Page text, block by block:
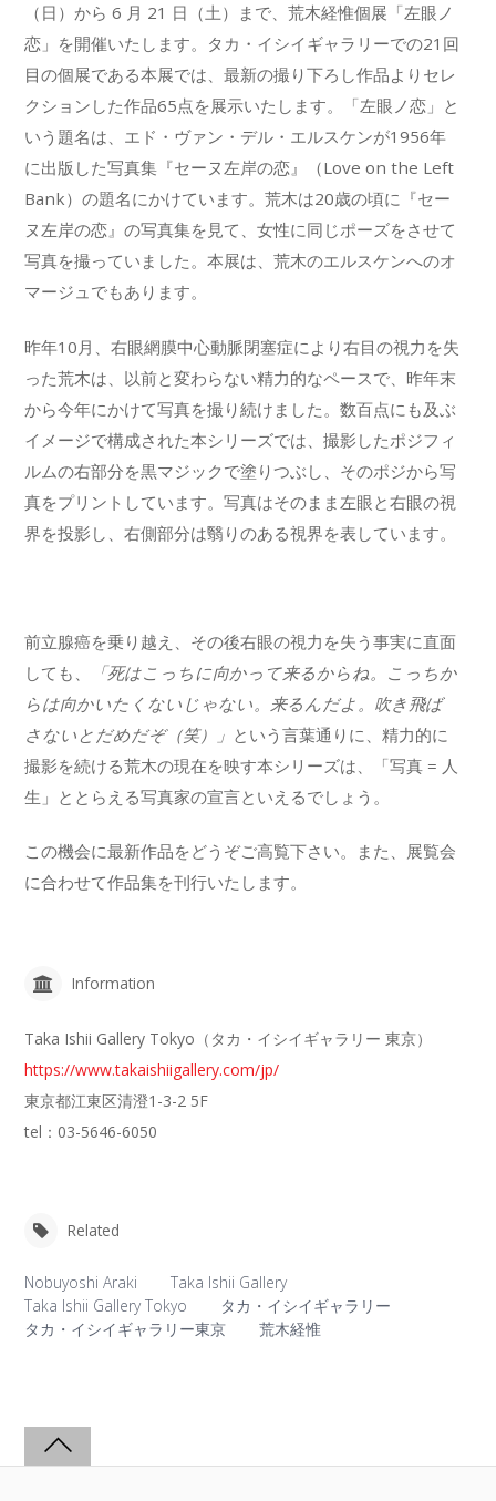
（日）から 6 月 21 日（土）まで、荒木経惟個展「左眼ノ
恋」を開催いたします。タカ・イシイギャラリーでの21回
目の個展である本展では、最新の撮り下ろし作品よりセレ
クションした作品65点を展示いたします。「左眼ノ恋」と
いう題名は、エド・ヴァン・デル・エルスケンが1956年
に出版した写真集『セーヌ左岸の恋』（Love on the Left
Bank）の題名にかけています。荒木は20歳の頃に『セー
ヌ左岸の恋』の写真集を見て、女性に同じポーズをさせて
写真を撮っていました。本展は、荒木のエルスケンへのオ
マージュでもあります。
昨年10月、右眼網膜中心動脈閉塞症により右目の視力を失
った荒木は、以前と変わらない精力的なペースで、昨年末
から今年にかけて写真を撮り続けました。数百点にも及ぶ
イメージで構成された本シリーズでは、撮影したポジフィ
ルムの右部分を黒マジックで塗りつぶし、そのポジから写
真をプリントしています。写真はそのまま左眼と右眼の視
界を投影し、右側部分は翳りのある視界を表しています。
前立腺癌を乗り越え、その後右眼の視力を失う事実に直面
しても、
「死はこっちに向かって来るからね。こっちか
らは向かいたくないじゃない。来るんだよ。吹き飛ば
さないとだめだぞ（笑）」 という言葉通りに、精力的に
撮影を続ける荒木の現在を映す本シリーズは、「写真 = 人
生」ととらえる写真家の宣言といえるでしょう。
この機会に最新作品をどうぞご高覧下さい。また、展覧会
に合わせて作品集を刊行いたします。
Information
Taka Ishii Gallery Tokyo（タカ・イシイギャラリー 東京）
https://www.takaishiigallery.com/jp/
東京都江東区清澄1-3-2 5F
tel：03-5646-6050
Related
Nobuyoshi Araki
Taka Ishii Gallery
Taka Ishii Gallery Tokyo
タカ・イシイギャラリー
タカ・イシイギャラリー東京
荒木経惟